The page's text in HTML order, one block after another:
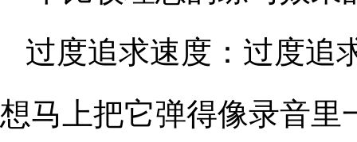
过度追求速度：过度追
想马上把它弹得像录音里